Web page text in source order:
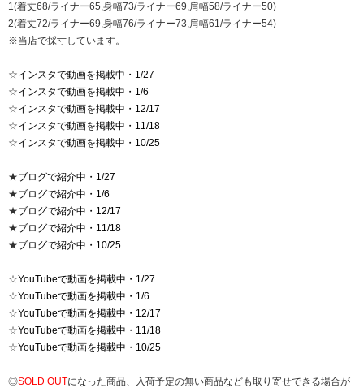
1(着丈68/ライナー65,身幅73/ライナー69,肩幅58/ライナー50)
2(着丈72/ライナー69,身幅76/ライナー73,肩幅61/ライナー54)
※当店で採寸しています。
☆インスタで動画を掲載中・1/27
☆インスタで動画を掲載中・1/6
☆インスタで動画を掲載中・12/17
☆インスタで動画を掲載中・11/18
☆インスタで動画を掲載中・10/25
★ブログで紹介中・1/27
★ブログで紹介中・1/6
★ブログで紹介中・12/17
★ブログで紹介中・11/18
★ブログで紹介中・10/25
☆YouTubeで動画を掲載中・1/27
☆YouTubeで動画を掲載中・1/6
☆YouTubeで動画を掲載中・12/17
☆YouTubeで動画を掲載中・11/18
☆YouTubeで動画を掲載中・10/25
◎SOLD OUTになった商品、入荷予定の無い商品なども取り寄せできる場合が